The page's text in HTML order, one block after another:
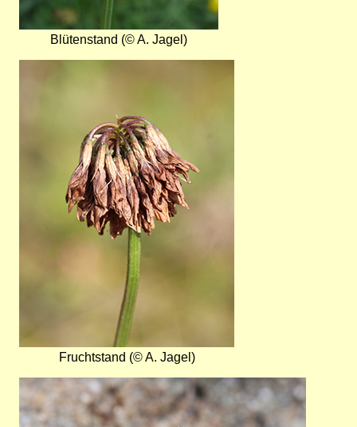
Blütenstand (© A. Jagel)
Fruchtstand (© A. Jagel)
Bild